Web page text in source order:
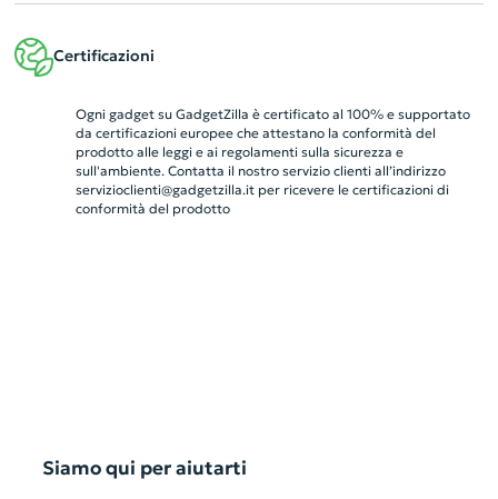
Certificazioni
Ogni gadget su GadgetZilla è certificato al 100% e supportato
da certificazioni europee che attestano la conformità del
prodotto alle leggi e ai regolamenti sulla sicurezza e
sull'ambiente. Contatta il nostro servizio clienti all’indirizzo
servizioclienti@gadgetzilla.itper ricevere le certificazioni di
conformità del prodotto
Siamo qui per aiutarti